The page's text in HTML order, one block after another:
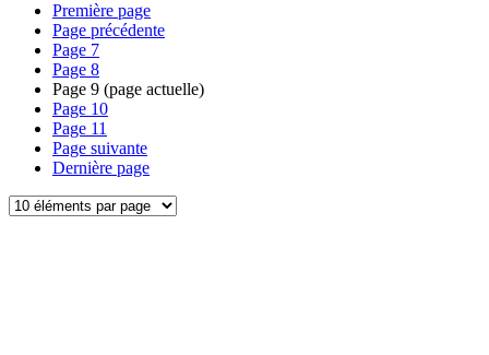
Première page
Page précédente
Page 7
Page 8
Page 9 (page actuelle)
Page 10
Page 11
Page suivante
Dernière page